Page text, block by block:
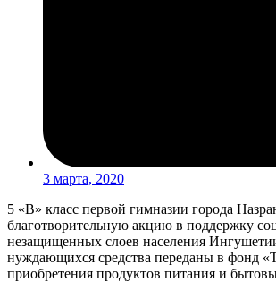
3 марта, 2020
5 «В» класс первой гимназии города
благотворительную акцию в поддержку
незащищенных слоев населения
нуждающихся средства переданы в фонд
приобретения продуктов питания и